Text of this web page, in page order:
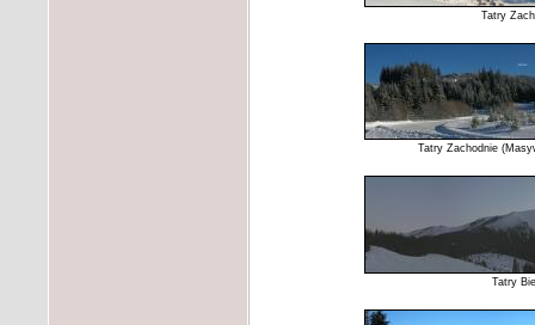
Tatry
Tatry Zachodnie
Tatry